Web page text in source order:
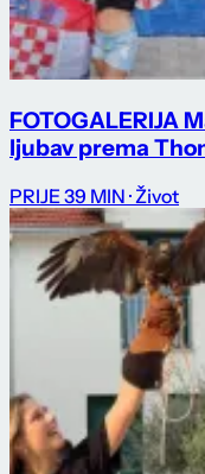
FOTOGALERIJA
ljubav prema
PRIJE 39 MIN · Život